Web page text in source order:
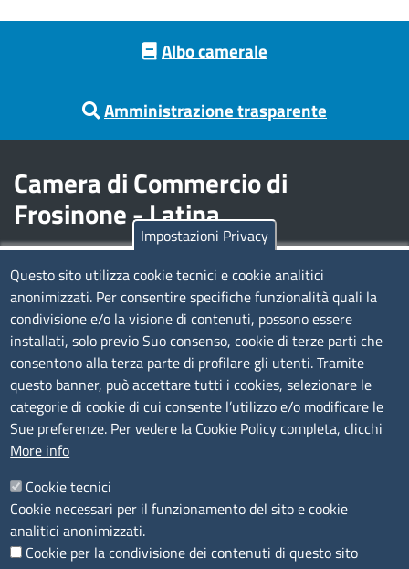
Albo camerale
Amministrazione trasparente
Camera di Commercio di
Frosinone - Latina
Contatti
Sede Legale di Latina: Viale Umberto I, 80 - 04100 (LT)
tel. 0773/6721
Sede di Frosinone: Via Alcide De Gasperi, 1 - 03100 (FR)
tel. 0775/2751
Peccciaa@pec.frlt.camcom.it
Ufficio relazioni con il pubblico
Codice Fiscale e Partita Iva: 02957560598
Codice univoco ufficio fatt.elettronica: 1TOEDU
Impostazioni Privacy
Questo sito utilizza cookie tecnici e cookie analitici
anonimizzati. Per consentire specifiche funzionalità quali la
condivisione e/o la visione di contenuti, possono essere
installati, solo previo Suo consenso, cookie di terze parti che
consentono alla terza parte di profilare gli utenti. Tramite
questo banner, può accettare tutti i cookies, selezionare le
categorie di cookie di cui consente l’utilizzo e/o modificare le
Sue preferenze. Per vedere la Cookie Policy completa, clicchi
More info
Cookie tecnici
Cookie necessari per il funzionamento del sito e cookie
analitici anonimizzati.
Cookie per la condivisione dei contenuti di questo sito